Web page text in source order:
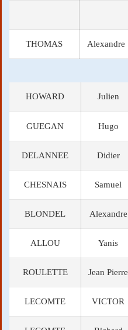
THOMAS Alexandre
HOWARD Julien
GUEGAN Hugo
DELANNEE Didier
CHESNAIS Samuel
BLONDEL Alexandre
ALLOU Yanis
ROULETTE Jean Pierre
LECOMTE VICTOR